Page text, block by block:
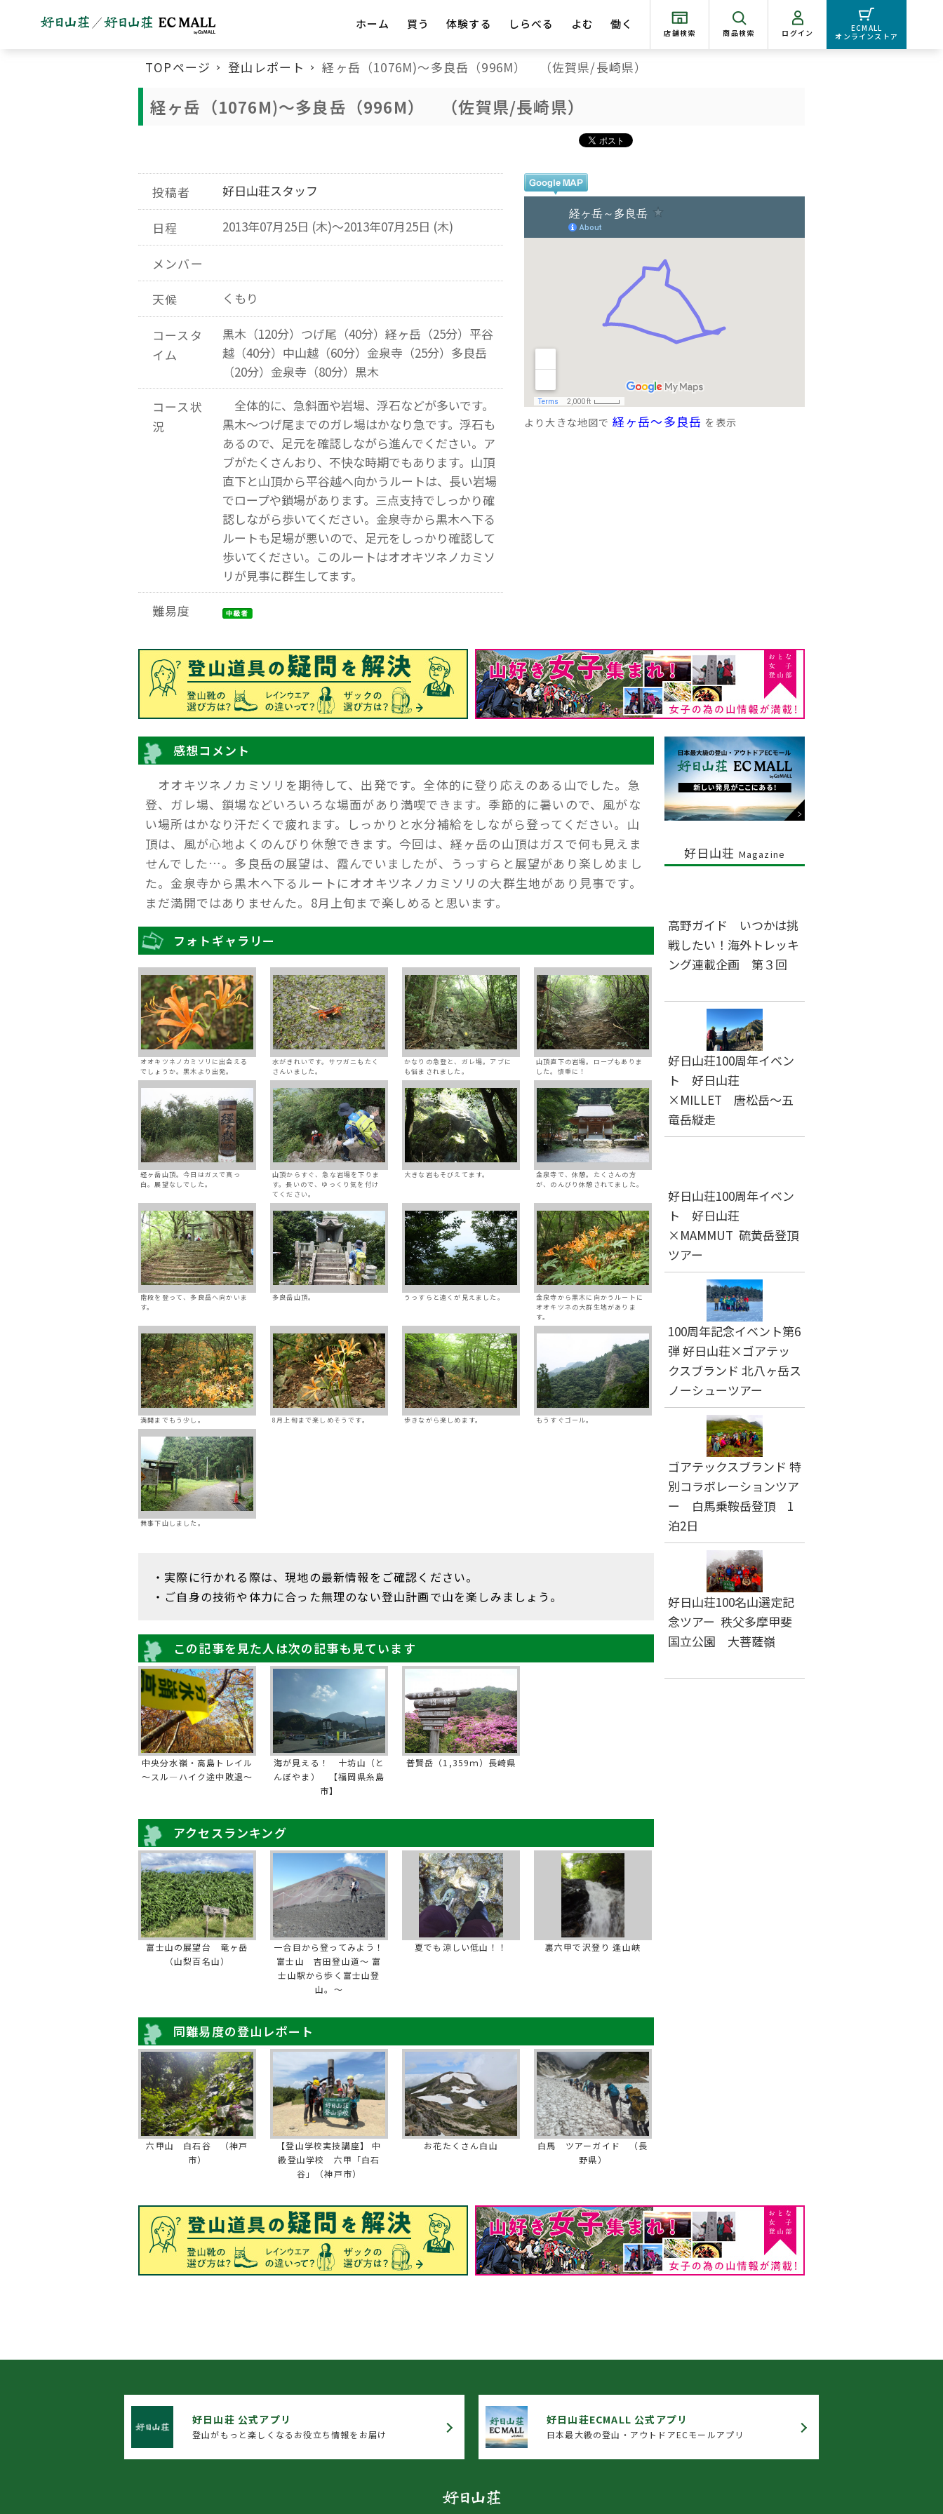
ホーム 買う 体験する しらべる よむ 働く
店舗検索 商品検索 ログイン
ECMALL
オンラインストア
TOPページ 登山レポート 経ヶ岳（1076M)～多良岳（996M） （佐賀県/長崎県）
経ヶ岳（1076M)～多良岳（996M） （佐賀県/長崎県）
投稿者 好日山荘スタッフ
日程 2013年07月25日 (木)～2013年07月25日 (木)
メンバー
天候 くもり
コースタ
イム
黒木（120分）つげ尾（40分）経ヶ岳（25分）平谷
越（40分）中山越（60分）金泉寺（25分）多良岳
（20分）金泉寺（80分）黒木
コース状
況
全体的に、急斜面や岩場、浮石などが多いです。
黒木～つげ尾までのガレ場はかなり急です。浮石も
あるので、足元を確認しながら進んでください。ア
ブがたくさんおり、不快な時期でもあります。山頂
直下と山頂から平谷越へ向かうルートは、長い岩場
でロープや鎖場があります。三点支持でしっかり確
認しながら歩いてください。金泉寺から黒木へ下る
ルートも足場が悪いので、足元をしっかり確認して
歩いてください。このルートはオオキツネノカミソ
リが見事に群生してます。
難易度
より大きな地図で 経ヶ岳～多良岳 を表示
感想コメント
オオキツネノカミソリを期待して、出発です。全体的に登り応えのある山でした。急
登、ガレ場、鎖場などいろいろな場面があり満喫できます。季節的に暑いので、風がな
い場所はかなり汗だくで疲れます。しっかりと水分補給をしながら登ってください。山
頂は、風が心地よくのんびり休憩できます。今回は、経ヶ岳の山頂はガスで何も見えま
せんでした…。多良岳の展望は、霞んでいましたが、うっすらと展望があり楽しめまし
た。金泉寺から黒木へ下るルートにオオキツネノカミソリの大群生地があり見事です。
まだ満開ではありませんた。8月上旬まで楽しめると思います。
フォトギャラリー
オオキツネノカミソリに出会える
でしょうか。黒木より出発。
水がきれいです。サワガニもたく
さんいました。
かなりの急登と、ガレ場。アブに
も悩まされました。
山頂直下の岩場。ロープもありま
した。慎重に！
経ヶ岳山頂。今日はガスで真っ
白。展望なしでした。
山頂からすぐ、急な岩場を下りま
す。長いので、ゆっくり気を付け
てください。
大きな岩もそびえてます。
金泉寺で、休憩。たくさんの方
が、のんびり休憩されてました。
階段を登って、多良岳へ向かいま
す。
多良岳山頂。 うっすらと遠くが見えました。
金泉寺から黒木に向かうルートに
オオキツネの大群生地がありま
す。
満開までもう少し。 8月上旬まで楽しめそうです。 歩きながら楽しめます。 もうすぐゴール。
無事下山しました。
・実際に行かれる際は、現地の最新情報をご確認ください。
・ご自身の技術や体力に合った無理のない登山計画で山を楽しみましょう。
この記事を見た人は次の記事も見ています
中央分水嶺・高島トレイル
～スル―ハイク途中敗退～
海が見える！ 十坊山（と
んぼやま） 【福岡県糸島
市】
普賢岳（1,359ｍ）長崎県
アクセスランキング
富士山の展望台 竜ヶ岳
（山梨百名山）
一合目から登ってみよう！
富士山 吉田登山道～ 富
士山駅から歩く富士山登
山。～
夏でも涼しい低山！！ 裏六甲で沢登り 逢山峡
同難易度の登山レポート
六甲山 白石谷 （神戸
市）
【登山学校実技講座】 中
級登山学校 六甲「白石
谷」（神戸市）
お花たくさん白山
白馬 ツアーガイド （長
野県）
好日山荘 Magazine
高野ガイド いつかは挑
戦したい！海外トレッキ
ング連載企画 第３回
好日山荘100周年イベン
ト 好日山荘
×MILLET 唐松岳～五
竜岳縦走
好日山荘100周年イベン
ト 好日山荘
×MAMMUT 硫黄岳登頂
ツアー
100周年記念イベント第6
弾 好日山荘×ゴアテッ
クスブランド 北八ヶ岳ス
ノーシューツアー
ゴアテックスブランド 特
別コラボレーションツア
ー 白馬乗鞍岳登頂 1
泊2日
好日山荘100名山選定記
念ツアー 秩父多摩甲斐
国立公園 大菩薩嶺
好日山荘 公式アプリ
登山がもっと楽しくなるお役立ち情報をお届け
好日山荘ECMALL 公式アプリ
日本最大級の登山・アウトドアECモールアプリ